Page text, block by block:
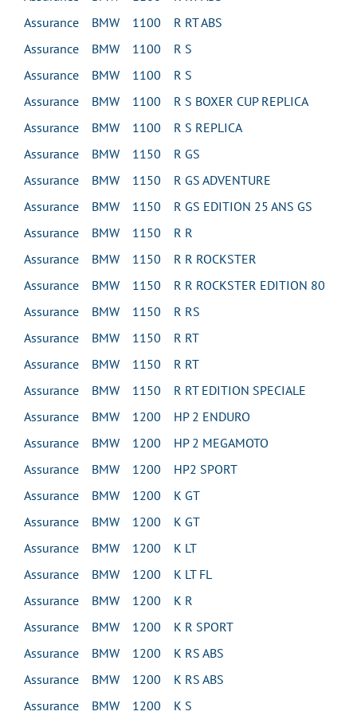
Assurance BMW 1100 R RT ABS
Assurance BMW 1100 R S
Assurance BMW 1100 R S
Assurance BMW 1100 R S BOXER CUP REPLICA
Assurance BMW 1100 R S REPLICA
Assurance BMW 1150 R GS
Assurance BMW 1150 R GS ADVENTURE
Assurance BMW 1150 R GS EDITION 25 ANS GS
Assurance BMW 1150 R R
Assurance BMW 1150 R R ROCKSTER
Assurance BMW 1150 R R ROCKSTER EDITION 80
Assurance BMW 1150 R RS
Assurance BMW 1150 R RT
Assurance BMW 1150 R RT
Assurance BMW 1150 R RT EDITION SPECIALE
Assurance BMW 1200 HP 2 ENDURO
Assurance BMW 1200 HP 2 MEGAMOTO
Assurance BMW 1200 HP2 SPORT
Assurance BMW 1200 K GT
Assurance BMW 1200 K GT
Assurance BMW 1200 K LT
Assurance BMW 1200 K LT FL
Assurance BMW 1200 K R
Assurance BMW 1200 K R SPORT
Assurance BMW 1200 K RS ABS
Assurance BMW 1200 K RS ABS
Assurance BMW 1200 K S